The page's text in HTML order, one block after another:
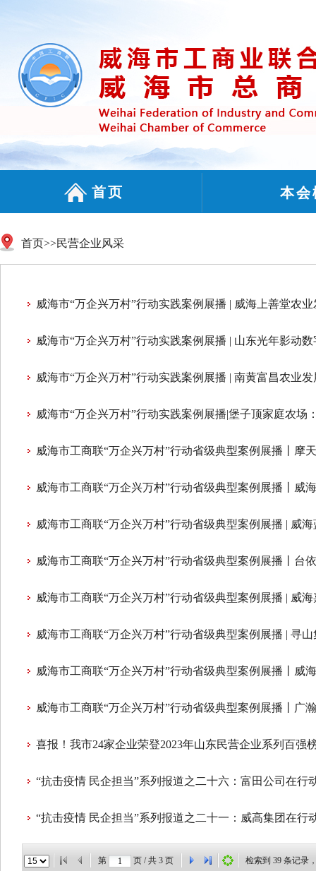
首页 本会
首页>>民营企业风采
威海市“万企兴万村”行动实践案例展播 | 威海上善堂农
威海市“万企兴万村”行动实践案例展播 | 山东光年影动
威海市“万企兴万村”行动实践案例展播 | 南黄富昌农业
威海市“万企兴万村”行动实践案例展播|堡子顶家庭农场
威海市工商联“万企兴万村”行动省级典型案例展播丨摩
威海市工商联“万企兴万村”行动省级典型案例展播丨威
威海市工商联“万企兴万村”行动省级典型案例展播 | 威
威海市工商联“万企兴万村”行动省级典型案例展播丨台
威海市工商联“万企兴万村”行动省级典型案例展播 | 威
威海市工商联“万企兴万村”行动省级典型案例展播 | 寻
威海市工商联“万企兴万村”行动省级典型案例展播丨威
威海市工商联“万企兴万村”行动省级典型案例展播丨广
喜报！我市24家企业荣登2023年山东民营企业系列百强
“抗击疫情 民企担当”系列报道之二十六：富田公司在行
“抗击疫情 民企担当”系列报道之二十一：威高集团在行
第 页 / 共 3 页 检索到 39 条记录